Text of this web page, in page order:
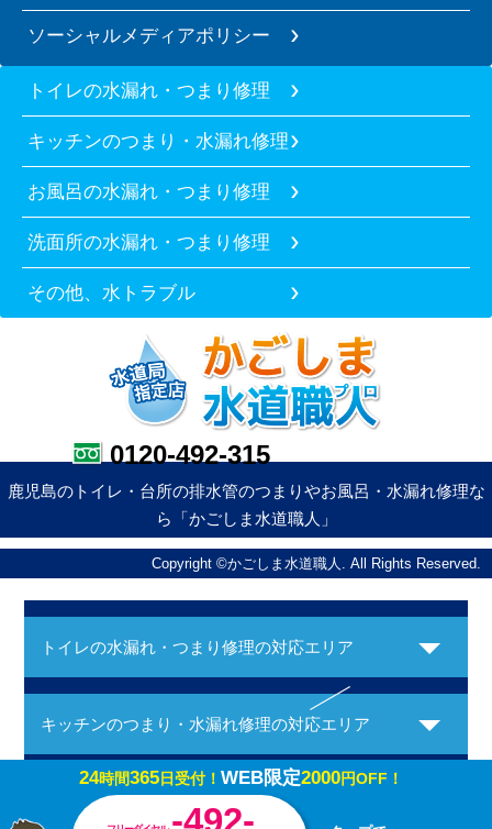
ソーシャルメディアポリシー
トイレの水漏れ・つまり修理
キッチンのつまり・水漏れ修理
お風呂の水漏れ・つまり修理
洗面所の水漏れ・つまり修理
その他、水トラブル
0120-492-315
鹿児島のトイレ・台所の排水管のつまりやお風呂・水漏れ修理な
ら「かごしま水道職人」
Copyright ©かごしま水道職人. All Rights Reserved.
トイレの水漏れ・つまり修理の対応エリア
キッチンのつまり・水漏れ修理の対応エリア
お風呂の水漏れ・つまり修理の対応エリア
24時間365日受付！ WEB限定2000円OFF！
-492-